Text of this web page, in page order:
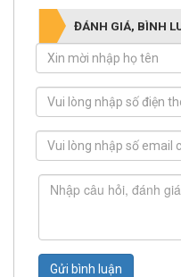
ĐÁNH GIÁ, BÌNH
Gửi bình luận